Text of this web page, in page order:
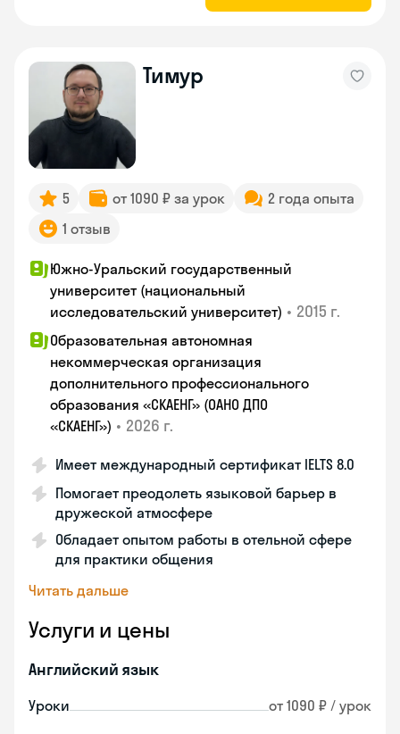
Тимур
5 от 1090 ₽ за урок
2 года опыта
1 отзыв
Южно-Уральский государственный
университет (национальный
исследовательский университет) • 2015 г.
Образовательная автономная
некоммерческая организация
дополнительного профессионального
образования «СКАЕНГ» (ОАНО ДПО
«СКАЕНГ») • 2026 г.
Имеет международный сертификат IELTS 8.0
Помогает преодолеть языковой барьер в
дружеской атмосфере
Обладает опытом работы в отельной сфере
для практики общения
Читать дальше
Услуги и цены
Английский язык
Уроки от 1090 ₽ / урок